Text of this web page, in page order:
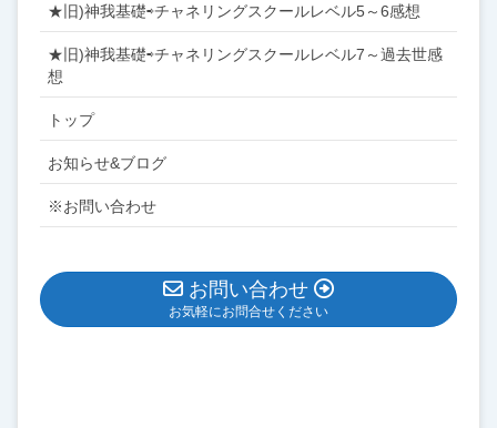
★旧)神我基礎⇨チャネリングスクールレベル5～6感想
★旧)神我基礎⇨チャネリングスクールレベル7～過去世感
想
トップ
お知らせ&ブログ
※お問い合わせ
お問い合わせ
お気軽にお問合せください